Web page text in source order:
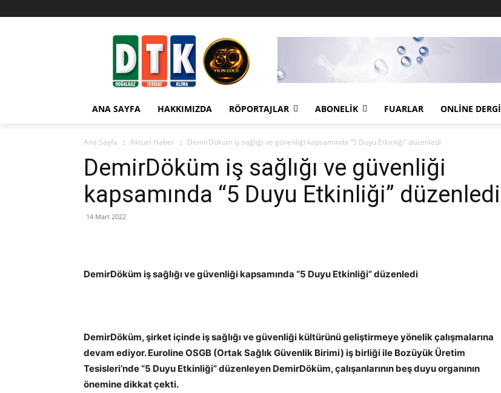
ANA SAYFA HAKKIMIZDA RÖPORTAJLAR ABONELIK FUARLAR ONLINE DERGI
Ana Sayfa Aktüel Haber DemirDöküm iş sağlığı ve güvenliği kapsamında “5 Duyu Etkinliği” düzenledi
DemirDöküm iş sağlığı ve güvenliği
kapsamında “5 Duyu Etkinliği” düzenledi
14 Mart 2022
DemirDöküm iş sağlığı ve güvenliği kapsamında “5 Duyu Etkinliği” düzenledi
DemirDöküm, şirket içinde iş sağlığı ve güvenliği kültürünü geliştirmeye yönelik çalışmalarına
devam ediyor. Euroline OSGB (Ortak Sağlık Güvenlik Birimi) iş birliği ile Bozüyük Üretim
Tesisleri’nde “5 Duyu Etkinliği” düzenleyen DemirDöküm, çalışanlarının beş duyu organının
önemine dikkat çekti.